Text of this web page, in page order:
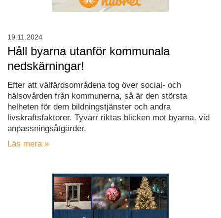
Håll byarna utanför kommunala
nedskärningar!
Efter att välfärdsområdena tog över social- och
hälsovården från kommunerna, så är den största
helheten för dem bildningstjänster och andra
livskraftsfaktorer. Tyvärr riktas blicken mot byarna, vid
anpassningsåtgärder.
Läs mera »
19.11.2024